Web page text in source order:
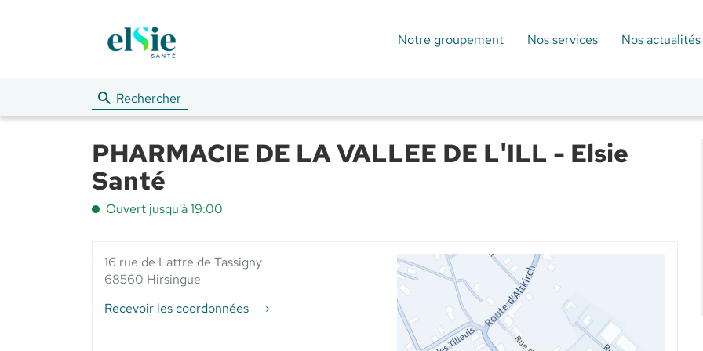
Notre groupement Nos services Nos actualités
Rechercher
PHARMACIE DE LA VALLEE DE L'ILL - Elsie
Santé
Ouvert jusqu'à 19:00
16 rue de Lattre de Tassigny
68560 Hirsingue
Recevoir les coordonnées
du